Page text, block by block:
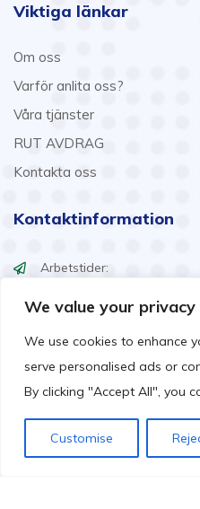
We value your privacy
We use cookies to enhance
serve personalised ads or
By clicking "Accept All", you
Customise
Viktiga länkar
Om oss
Varför anlita oss?
Våra tjänster
RUT AVDRAG
Kontakta oss
Kontaktinformation
Arbetstider:
Lör: 10:00 – 16:00
+46707322222